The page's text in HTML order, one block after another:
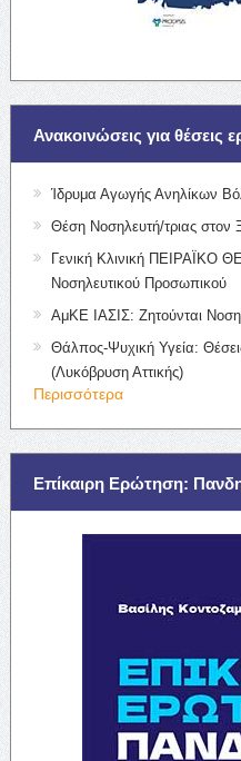
Ανακοινώσεις για θέσεις
Ίδρυμα Αγωγής Ανηλίκων
Θέση Νοσηλευτή/τριας
Γενική Κλινική ΠΕΙΡΑΪΚΟ
Νοσηλευτικού Προσωπικού
ΑμΚΕ ΙΑΣΙΣ: Ζητούνται
Θάλπος-Ψυχική Υγεία:
(Λυκόβρυση Αττικής)
Περισσότερα
Επίκαιρη Ερώτηση: